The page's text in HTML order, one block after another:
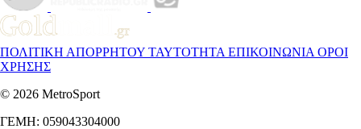
ΠΟΛΙΤΙΚΗ ΑΠΟΡΡΗΤΟΥ ΤΑΥΤΟΤΗΤΑ ΕΠΙΚΟΙΝΩΝΙΑ ΟΡΟΙ
ΧΡΗΣΗΣ
© 2026 MetroSport
ΓΕΜΗ: 059043304000